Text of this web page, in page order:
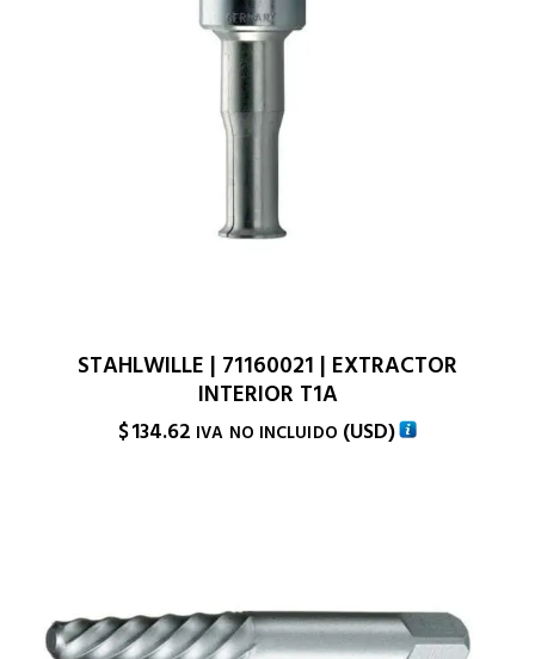
STAHLWILLE | 71160021 | EXTRACTOR
INTERIOR T1A
$134.62 IVA NO INCLUIDO (USD)